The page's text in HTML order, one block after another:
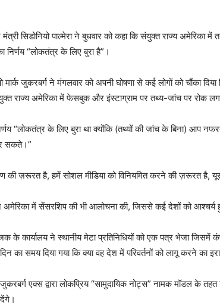
सिडोनियो पाल्मेरा ने बुधवार को कहा कि संयुक्त राज्य अमेरिका
निर्णय “लोकतंत्र के लिए बुरा है”।
जुकरबर्ग ने मंगलवार को अपनी घोषणा से कई लोगों को चौंका दिया
राज्य अमेरिका में फेसबुक और इंस्टाग्राम पर तथ्य-जांच पर रोक
“लोकतंत्र के लिए बुरा था क्योंकि (तथ्यों की जांच के बिना) आप
सकते।”
की ज़रूरत है, हमें सोशल मीडिया को विनियमित करने की ज़रूरत है,
में सेंसरशिप की भी आलोचना की, जिससे कई देशों को आश्चर्य
के कार्यालय ने स्थानीय मेटा प्रतिनिधियों को एक पत्र भेजा जिसमें
का समय दिया गया कि क्या वह देश में परिवर्तनों को लागू करने का
एक्स द्वारा लोकप्रिय “सामुदायिक नोट्स” नामक मॉडल के